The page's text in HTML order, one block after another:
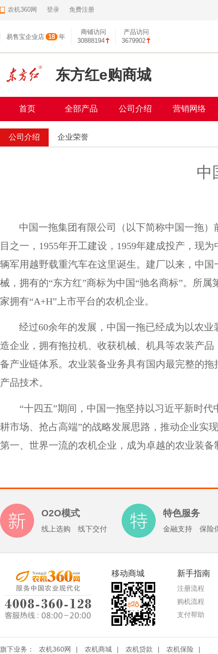
农机360网 登录 免费注册
易售宝企业店 18 年
商铺访问
30888194
产品访问
3679902
东方红e购商城
首页 全部产品 公司介绍 营销网络
公司介绍 企业荣誉
中
中国一拖集团有限公司（以下简称中国一拖
目之一，1955年开工建设，1959年建成投产，现
辆军用越野载重汽车在这里诞生。建厂以来，中国
械，拥有的“东方红”商标为中国“驰名商标”。所
家拥有“A+H”上市平台的农机企业。
经过60余年的发展，中国一拖已经成为以农
造企业，拥有拖拉机、收获机械、机具等农装产
备产业链体系。农业装备业务具有国内最完整的
产品技术。
“十四五”期间 ， 中国一拖坚持以习近平新时代
耕市场、抢占高端”的战略发展思路， 推动企业实
第一、 世界一流的农机企业，成为卓越的农业装备
O2O模式
线上选购 线下交付
特色服务
金融支持 保险
移动商城 新手指南
注册流程
购机流程
支付帮助
旗下业务： 农机360网 | 农机商城 | 农机贷款 | 农机保险 |